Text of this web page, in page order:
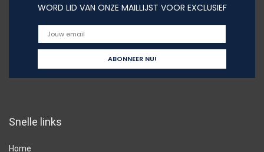
WORD LID VAN ONZE MAILLIJST VOOR EXCLUSIEF
Snelle links
Home